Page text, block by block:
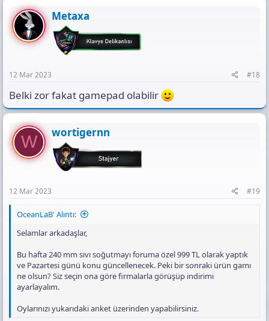
Metaxa
12 Mar 2023 #18
Belki zor fakat gamepad olabilir
W wortigernn
12 Mar 2023 #19
OceanLaB' Alıntı:
Selamlar arkadaşlar,
Bu hafta 240 mm sıvı soğutmayı foruma özel 999 TL olarak yaptık
ve Pazartesi günü konu güncellenecek. Peki bir sonraki ürün gamı
ne olsun? Siz seçin ona göre firmalarla görüşüp indirimi
ayarlayalım.
Oylarınızı yukarıdaki anket üzerinden yapabilirsiniz.